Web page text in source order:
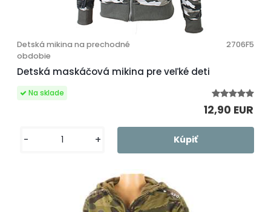
Detská maskáčová mikina pre veľké deti
Detská mikina na prechodné
obdobie
2706F5
12,90 EUR
- +